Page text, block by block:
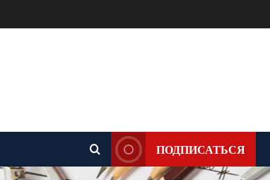
ПОДПИСАТЬСЯ